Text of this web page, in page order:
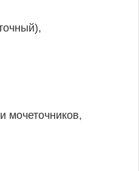
мочеточников,